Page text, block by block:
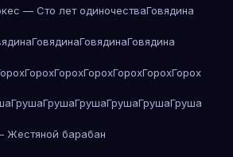
— Сто лет одиночестваГовядина
ГовядинаГовядинаГовядина
ГорохГорохГорохГорохГорохГорох
ГрушаГрушаГрушаГрушаГрушаГруша
Жестяной барабан